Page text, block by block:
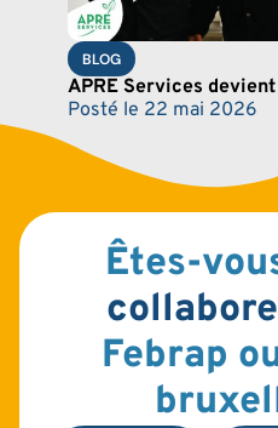
BLOG
APRE Services
Posté le 22 mai 2026
Êtes-
Febrap